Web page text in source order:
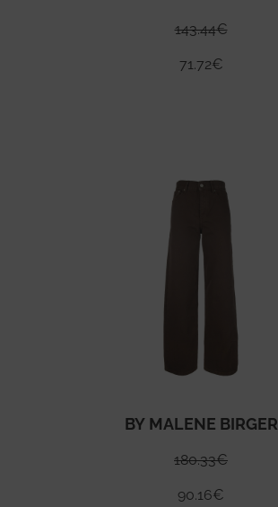
143.44€
71.72€
BY MALENE BIRGER
180.33€
90.16€